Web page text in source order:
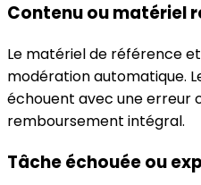
Contenu ou matériel
Le matériel de référence
modération automatique.
échouent avec une erreur
remboursement intégral.
Tâche échouée ou